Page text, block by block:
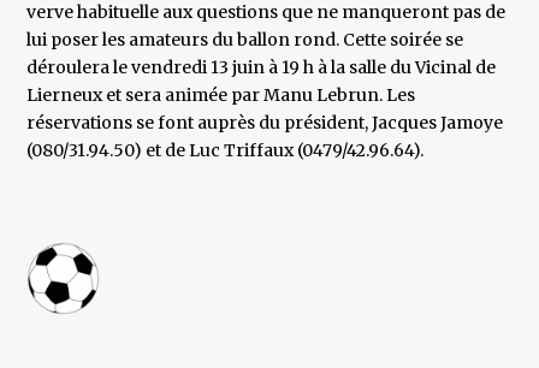
verve habituelle aux questions que ne manqueront pas de
lui poser les amateurs du ballon rond. Cette soirée se
déroulera le vendredi 13 juin à 19 h à la salle du Vicinal de
Lierneux et sera animée par Manu Lebrun. Les
réservations se font auprès du président, Jacques Jamoye
(080/31.94.50) et de Luc Triffaux (0479/42.96.64).